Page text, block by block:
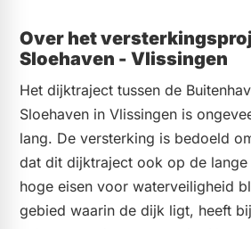
Over het
Sloehaven - Vlissingen
Het dijktraject tussen de
Sloehaven in Vlissingen is
lang. De versterking is bedoeld
dat dit dijktraject ook op de lange
hoge eisen voor waterveiligheid
gebied waarin de dijk ligt, heeft